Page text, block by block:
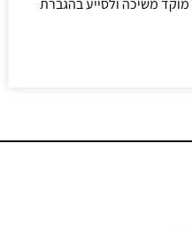
מוקד משיכה ולסייע בהגברת